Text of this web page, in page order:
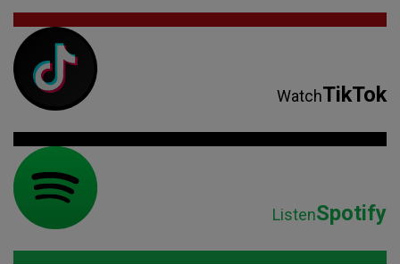
WatchTikTok
ListenSpotify